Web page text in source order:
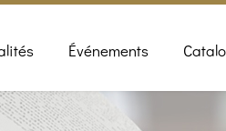
Événements